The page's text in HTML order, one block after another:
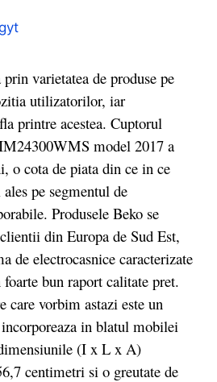
varietatea de produse pe
utilizatorilor, iar
printre acestea. Cuptorul
model 2017 a
o cota de piata din ce in ce
pe segmentul de
Produsele Beko se
din Europa de Sud Est,
de electrocasnice caracterizate
bun raport calitate pret.
care vorbim astazi este un
in blatul mobilei
(I x L x A)
centimetri si o greutate de